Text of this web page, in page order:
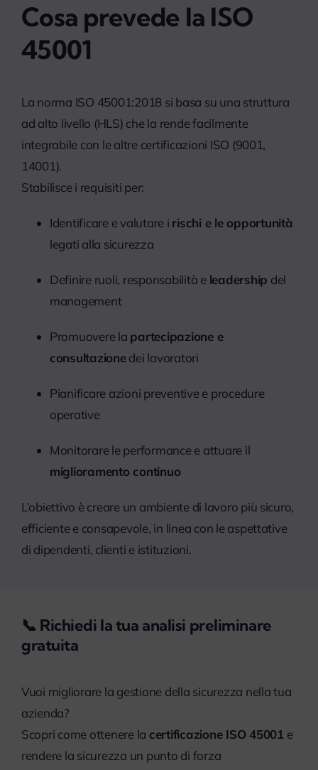
Cosa prevede la ISO
45001
La norma ISO 45001:2018 si basa su una struttura
ad alto livello (HLS) che la rende facilmente
integrabile con le altre certificazioni ISO (9001,
14001).
Stabilisce i requisiti per:
Identificare e valutare i rischi e le opportunità
legati alla sicurezza
Definire ruoli, responsabilità e leadership del
management
Promuovere la partecipazione e
consultazionedei lavoratori
Pianificare azioni preventive e procedure
operative
Monitorare le performance e attuare il
miglioramento continuo
L’obiettivo è creare un ambiente di lavoro più sicuro,
efficiente e consapevole, in linea con le aspettative
di dipendenti, clienti e istituzioni.
📞 Richiedi la tua analisi preliminare
gratuita
Vuoi migliorare la gestione della sicurezza nella tua
azienda?
Scopri come ottenere la certificazione ISO 45001 e
rendere la sicurezza un punto di forza